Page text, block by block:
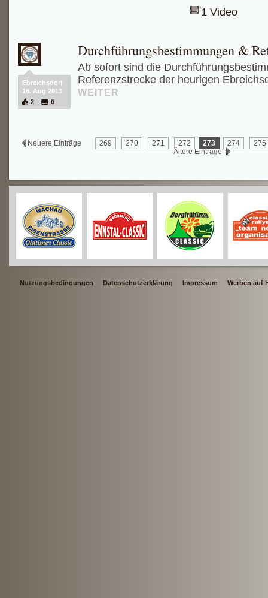
1 Video
Ebreichsdorf
16. Aug 2013
2
0
Durchführungsbestimmungen &
Ab sofort sind die
Referenzstrecke der heurigen
WEITER
Neuere Einträge 269 270 271 272 273 274
275
Ältere Einträge
Nutzungsbedingungen Datenschutzerklärung Impressum Werben auf